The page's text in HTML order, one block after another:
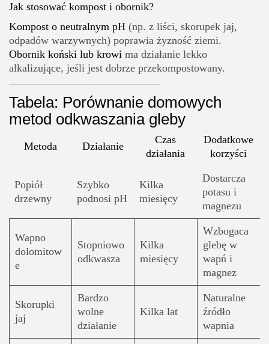
Jak stosować kompost i obornik?
Kompost o neutralnym pH (np. z liści, skorupek jaj,
odpadów warzywnych) poprawia żyzność ziemi.
Obornik koński lub krowi ma działanie lekko
alkalizujące, jeśli jest dobrze przekompostowany.
Tabela: Porównanie domowych
metod odkwaszania gleby
Metoda Działanie
Czas
działania
Dodatkowe
korzyści
Popiół
drzewny
Szybko
podnosi pH
Kilka
miesięcy
Dostarcza
potasu i
magnezu
Wapno
dolomitow
e
Stopniowo
odkwasza
Kilka
miesięcy
Wzbogaca
glebę w
wapń i
magnez
Skorupki
jaj
Bardzo
wolne
działanie
Kilka lat
Naturalne
źródło
wapnia